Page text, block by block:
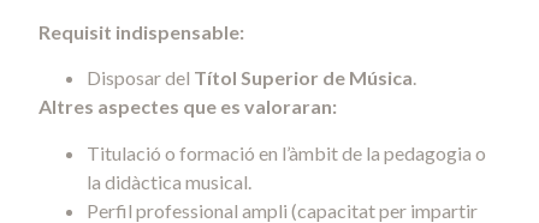
Requisit indispensable:
Disposar del Títol Superior de Música.
Altres aspectes que es valoraran:
Titulació o formació en l’àmbit de la pedagogia o
la didàctica musical.
Perfil professional ampli (capacitat per impartir